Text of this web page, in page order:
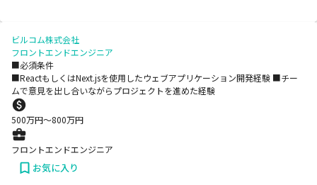
ビルコム株式会社
フロントエンドエンジニア
■必須条件
■ReactもしくはNext.jsを使用したウェブアプリケーション開発経験 ■チー
ムで意見を出し合いながらプロジェクトを進めた経験
500万円〜800万円
フロントエンドエンジニア
お気に入り